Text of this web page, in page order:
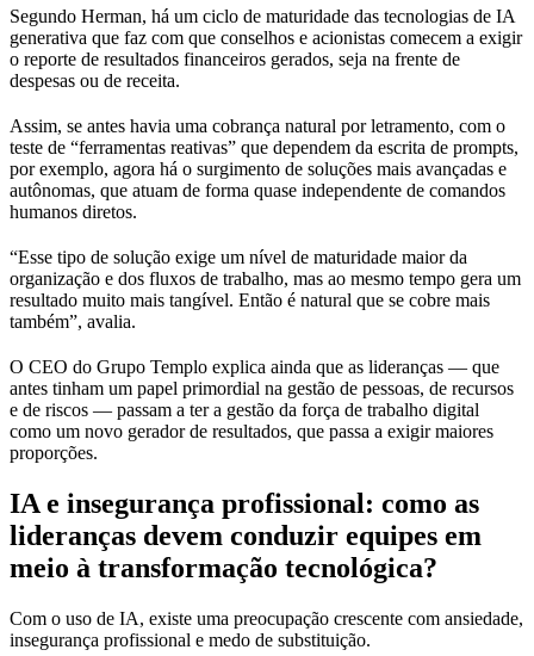
Segundo Herman, há um ciclo de maturidade das tecnologias de IA
generativa que faz com que conselhos e acionistas comecem a exigir
o reporte de resultados financeiros gerados, seja na frente de
despesas ou de receita.
Assim, se antes havia uma cobrança natural por letramento, com o
teste de “ferramentas reativas” que dependem da escrita de prompts,
por exemplo, agora há o surgimento de soluções mais avançadas e
autônomas, que atuam de forma quase independente de comandos
humanos diretos.
“Esse tipo de solução exige um nível de maturidade maior da
organização e dos fluxos de trabalho, mas ao mesmo tempo gera um
resultado muito mais tangível. Então é natural que se cobre mais
também”, avalia.
O CEO do Grupo Templo explica ainda que as lideranças — que
antes tinham um papel primordial na gestão de pessoas, de recursos
e de riscos — passam a ter a gestão da força de trabalho digital
como um novo gerador de resultados, que passa a exigir maiores
proporções.
IA e insegurança profissional: como as
lideranças devem conduzir equipes em
meio à transformação tecnológica?
Com o uso de IA, existe uma preocupação crescente com ansiedade,
insegurança profissional e medo de substituição.